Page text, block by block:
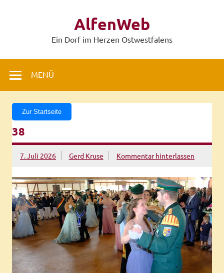
AlfenWeb
Ein Dorf im Herzen Ostwestfalens
MENÜ
Zur Startseite
38
7. Juli 2026 Gerd Kruse Kommentar hinterlassen